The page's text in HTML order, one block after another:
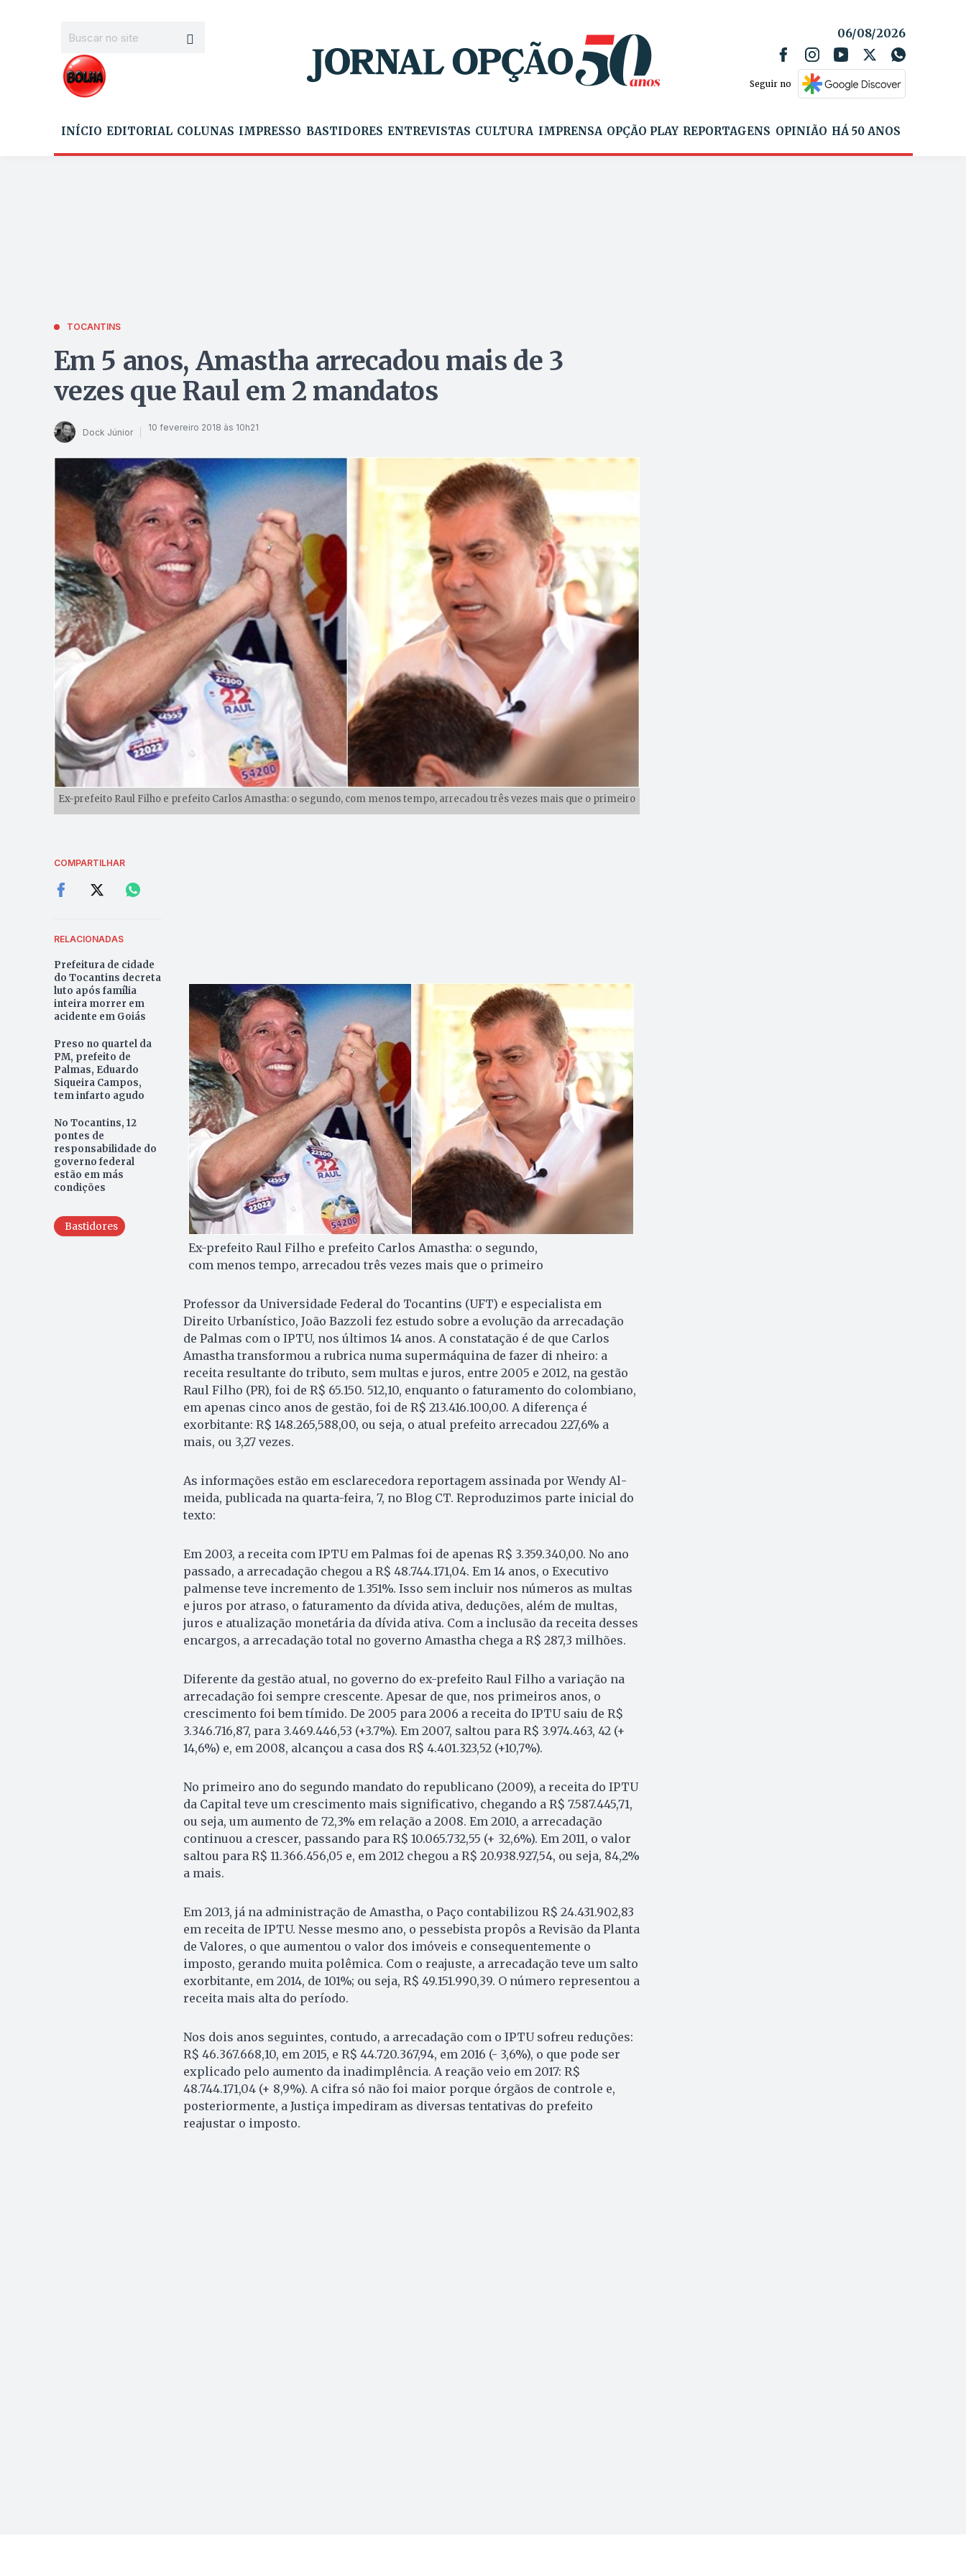
06/08/2026
Seguir no
INÍCIO EDITORIAL COLUNAS IMPRESSO BASTIDORES ENTREVISTAS CULTURA IMPRENSA OPÇÃO PLAY REPORTAGENS OPINIÃO HÁ 50 ANOS
TOCANTINS
Em 5 anos, Amastha arrecadou mais de 3
vezes que Raul em 2 mandatos
Dock Júnior 10 fevereiro 2018 às 10h21
Ex-prefeito Raul Filho e prefeito Carlos Amastha: o segundo, com menos tempo, arrecadou três vezes mais que o primeiro
COMPARTILHAR
RELACIONADAS
Prefeitura de cidade
do Tocantins decreta
luto após família
inteira morrer em
acidente em Goiás
Preso no quartel da
PM, prefeito de
Palmas, Eduardo
Siqueira Campos,
tem infarto agudo
No Tocantins, 12
pontes de
responsabilidade do
governo federal
estão em más
condições
Bastidores
Ex-prefeito Raul Filho e prefeito Carlos Amastha: o segundo,
com menos tempo, arrecadou três vezes mais que o primeiro
Professor da Universidade Fe­de­ral do Tocantins (UFT) e especialista em
Direito Urba­nís­tico, João Bazzoli fez estudo sobre a evo­lução da arrecadação
de Palmas com o IPTU, nos últimos 14 anos. A constatação é de que Carlos
Amas­tha transformou a rubrica nu­ma su­per­má­quina de fazer di nheiro: a
receita resultante do tributo, sem multas e juros, entre 2005 e 2012, na gestão
Raul Fi­lho (PR), foi de R$ 65.150. 512,10, en­quan­to o faturamento do colombiano,
em apenas cinco anos de gestão, foi de R$ 213.416.100,00. A diferença é
exorbitante: R$ 148.265,588,00, ou seja, o atual prefeito arrecadou 227,6% a
mais, ou 3,27 vezes.
As informações estão em esclarecedora reportagem as­si­nada por Wendy Al­
meida, publicada na quarta-feira, 7, no Blog CT. Repro­duzimos parte inicial do
texto:
Em 2003, a receita com IPTU em Palmas foi de apenas R$ 3.359.340,00. No ano
passado, a arrecadação chegou a R$ 48.744.171,04. Em 14 anos, o Executivo
palmense teve incremento de 1.351%. Isso sem incluir nos números as multas
e juros por atraso, o faturamento da dívida ativa, deduções, além de multas,
juros e atualização monetária da dívida ativa. Com a inclusão da receita desses
encargos, a arrecadação total no governo Amastha chega a R$ 287,3 milhões.
Diferente da gestão atual, no governo do ex-prefeito Raul Filho a variação na
arrecadação foi sempre crescente. Apesar de que, nos primeiros anos, o
crescimento foi bem tímido. De 2005 para 2006 a receita do IPTU saiu de R$
3.346.716,87, para 3.469.446,53 (+3.7%). Em 2007, saltou para R$ 3.974.463, 42 (+
14,6%) e, em 2008, alcançou a casa dos R$ 4.401.323,52 (+10,7%).
No primeiro ano do segundo mandato do republicano (2009), a receita do IPTU
da Capital teve um crescimento mais significativo, chegando a R$ 7.587.445,71,
ou seja, um aumento de 72,3% em relação a 2008. Em 2010, a arrecadação
continuou a crescer, passando para R$ 10.065.732,55 (+ 32,6%). Em 2011, o valor
saltou para R$ 11.366.456,05 e, em 2012 chegou a R$ 20.938.927,54, ou seja, 84,2%
a mais.
Em 2013, já na administração de Amastha, o Paço contabilizou R$ 24.431.902,83
em receita de IPTU. Nesse mesmo ano, o pessebista propôs a Revisão da Planta
de Valores, o que aumentou o valor dos imóveis e consequentemente o
imposto, gerando muita polêmica. Com o reajuste, a arrecadação teve um salto
exorbitante, em 2014, de 101%; ou seja, R$ 49.151.990,39. O número representou a
receita mais alta do período.
Nos dois anos seguintes, contudo, a arrecadação com o IPTU sofreu reduções:
R$ 46.367.668,10, em 2015, e R$ 44.720.367,94, em 2016 (- 3,6%), o que pode ser
explicado pelo aumento da inadimplência. A reação veio em 2017: R$
48.744.171,04 (+ 8,9%). A cifra só não foi maior porque órgãos de controle e,
posteriormente, a Justiça impediram as diversas tentativas do prefeito
reajustar o imposto.